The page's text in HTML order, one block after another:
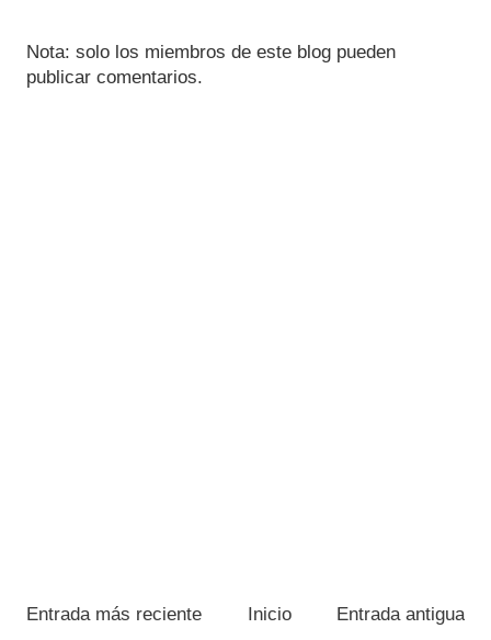
Nota: solo los miembros de este blog pueden
publicar comentarios.
Entrada más reciente Entrada antigua
Inicio